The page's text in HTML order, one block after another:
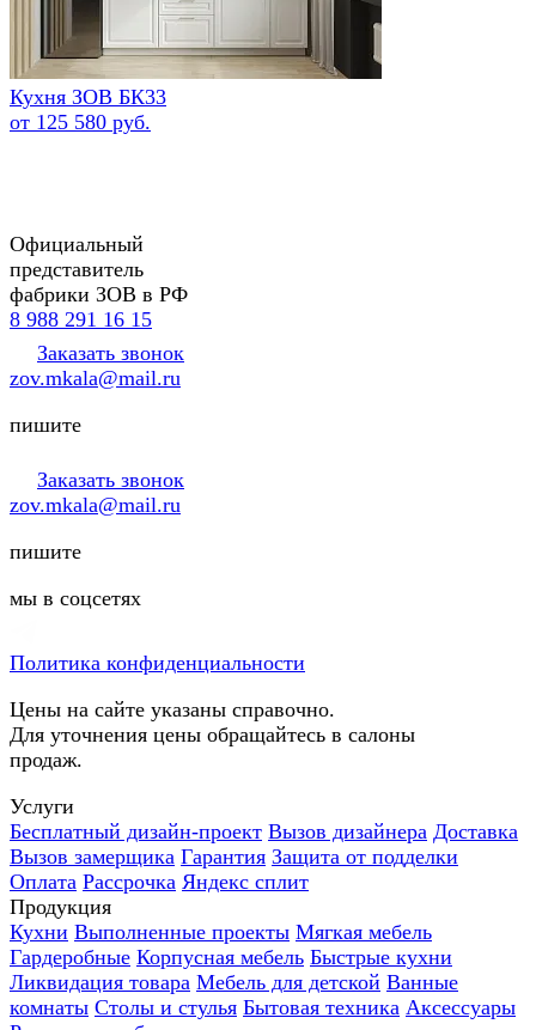
Кухня ЗОВ БК33
от 125 580 руб.
Официальный
представитель
фабрики ЗОВ в РФ
8 988 291 16 15
Заказать звонок
zov.mkala@mail.ru
пишите
Заказать звонок
zov.mkala@mail.ru
пишите
мы в соцсетях
Политика конфиденциальности
Цены на сайте указаны справочно.
Для уточнения цены обращайтесь в салоны
продаж.
Услуги
Бесплатный дизайн-проект Вызов дизайнера Доставка
Вызов замерщика Гарантия Защита от подделки
Оплата Рассрочка Яндекс сплит
Продукция
Кухни Выполненные проекты Мягкая мебель
Гардеробные Корпусная мебель Быстрые кухни
Ликвидация товара Мебель для детской Ванные
комнаты Столы и стулья Бытовая техника Аксессуары